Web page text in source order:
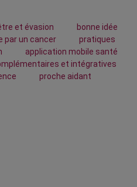
et évasion
bonne idée
par un cancer
pratiques
application mobile santé
et intégratives
proche aidant